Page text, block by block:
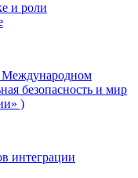
и роли
безопасность и мир
)
интеграции